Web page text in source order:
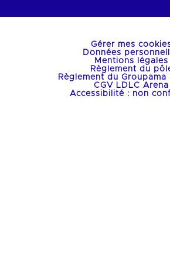
Gérer mes
Données
Mentions légales
Règlement du
Règlement du Groupama
CGV LDLC Arena
Accessibilité : non